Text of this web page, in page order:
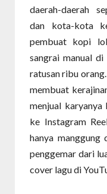
daerah-daerah
dan kota-kota
pembuat kopi
sangrai manual
ratusan ribu
membuat
menjual karyanya
ke Instagram
hanya manggung
penggemar dari
cover lagu di